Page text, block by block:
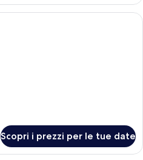
Una camera d'albergo moderna con
Scopri i prezzi per le tue date